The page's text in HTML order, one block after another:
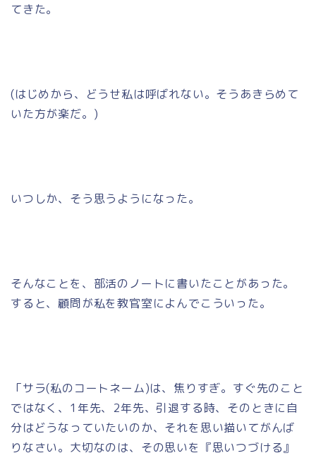
てきた。
(はじめから、どうせ私は呼ばれない。そうあきらめて
いた方が楽だ。)
いつしか、そう思うようになった。
そんなことを、部活のノートに書いたことがあった。
すると、顧問が私を教官室によんでこういった。
「サラ(私のコートネーム)は、焦りすぎ。すぐ先のこと
ではなく、1年先、2年先、引退する時、そのときに自
分はどうなっていたいのか、それを思い描いてがんば
りなさい。大切なのは、その思いを『思いつづける』